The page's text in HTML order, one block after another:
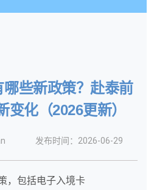
些新政策？赴泰前
变化（2026更新）
发布时间：2026-06-29
，包括电子入境卡